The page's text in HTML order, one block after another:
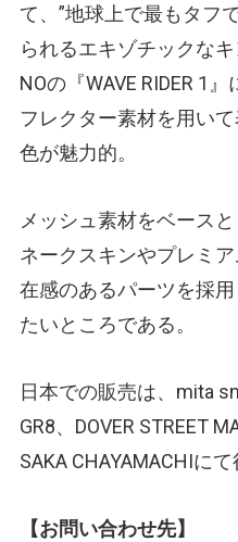
て、”地球上で最もタフ
られるエキゾチックな
NOの『WAVE RIDER 1
フレクター素材を用い
色が魅力的。
メッシュ素材をベース
ネークスキンやプレミ
在感のあるパーツを採
たいところである。
日本での販売は、mita
GR8、DOVER STREET
SAKA CHAYAMACHIにて
【お問い合わせ先】